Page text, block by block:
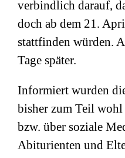
verbindlich darauf,
doch ab dem 21.
stattfinden würden.
Tage später.
Informiert wurden
bisher zum Teil wohl
bzw. über soziale
Abiturienten und